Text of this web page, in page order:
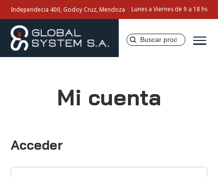
Independecia 400, Godoy Cruz, Mendoza Lunes a Viernes de 9 a 18 hs
Buscar
Nosotros
Mi cuenta
Acceder